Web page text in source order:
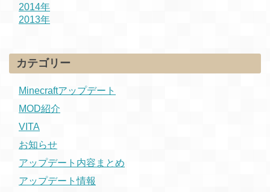
2014年
2013年
カテゴリー
Minecraftアップデート
MOD紹介
VITA
お知らせ
アップデート内容まとめ
アップデート情報